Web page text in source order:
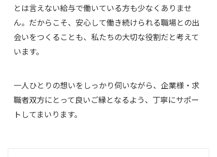
とは言えない給与で働いている方も少なくありませ
ん。だからこそ、安心して働き続けられる職場との出
会いをつくることも、私たちの大切な役割だと考えて
います。
一人ひとりの想いをしっかり伺いながら、企業様・求
職者双方にとって良いご縁となるよう、丁寧にサポー
トしてまいります。